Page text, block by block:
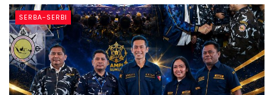
SERBA-SERBI